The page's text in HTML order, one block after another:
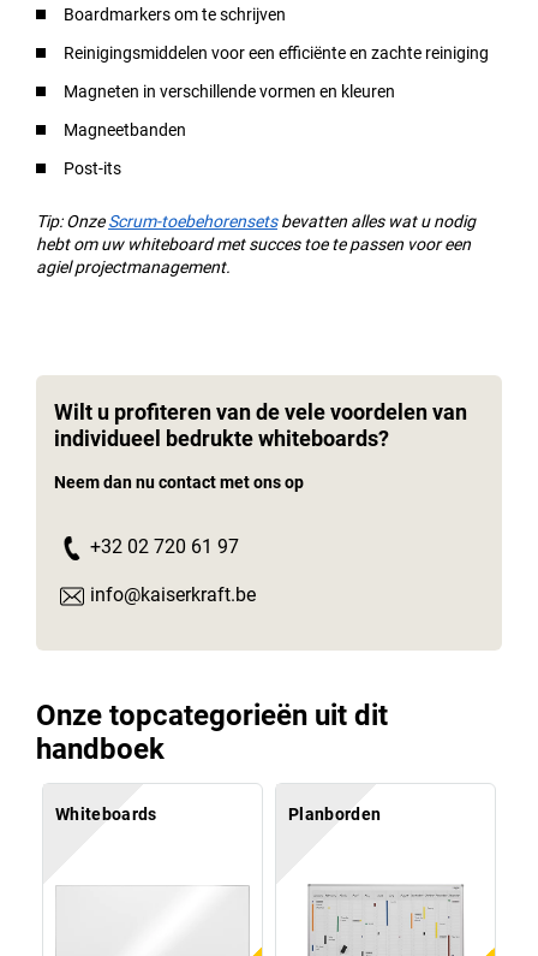
Boardmarkers om te schrijven
Reinigingsmiddelen voor een efficiënte en zachte reiniging
Magneten in verschillende vormen en kleuren
Magneetbanden
Post-its
Tip: Onze Scrum-toebehorensets bevatten alles wat u nodig
hebt om uw whiteboard met succes toe te passen voor een
agiel projectmanagement.
Wilt u profiteren van de vele voordelen van
individueel bedrukte whiteboards?
Neem dan nu contact met ons op
+32 02 720 61 97
info@kaiserkraft.be
Onze topcategorieën uit dit
handboek
Whiteboards Planborden